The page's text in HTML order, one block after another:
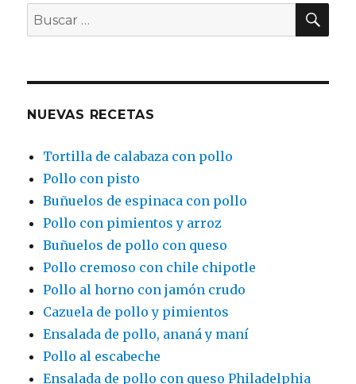
Buscar
por:
NUEVAS RECETAS
Tortilla de calabaza con pollo
Pollo con pisto
Buñuelos de espinaca con pollo
Pollo con pimientos y arroz
Buñuelos de pollo con queso
Pollo cremoso con chile chipotle
Pollo al horno con jamón crudo
Cazuela de pollo y pimientos
Ensalada de pollo, ananá y maní
Pollo al escabeche
Ensalada de pollo con queso Philadelphia